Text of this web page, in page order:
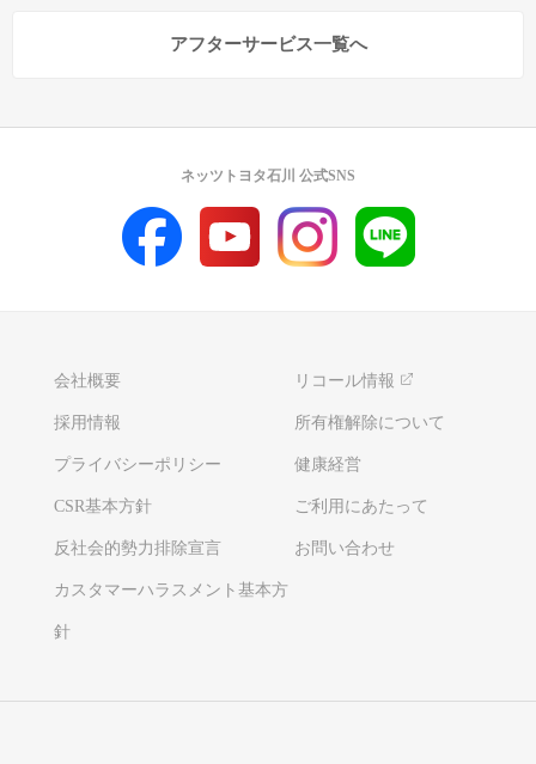
アフターサービス一覧へ
会社概要 リコール情報
採用情報 所有権解除について
プライバシーポリシー 健康経営
CSR基本方針 ご利用にあたって
反社会的勢力排除宣言 お問い合わせ
カスタマーハラスメント基本方
針
ネッツトヨタ石川 公式SNS